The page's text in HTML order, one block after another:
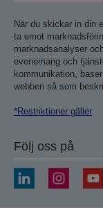
När du skickar in din
ta emot
marknadsanalyser
evenemang och
kommunikation,
webben så som
*Restriktioner gäller
Följ oss på